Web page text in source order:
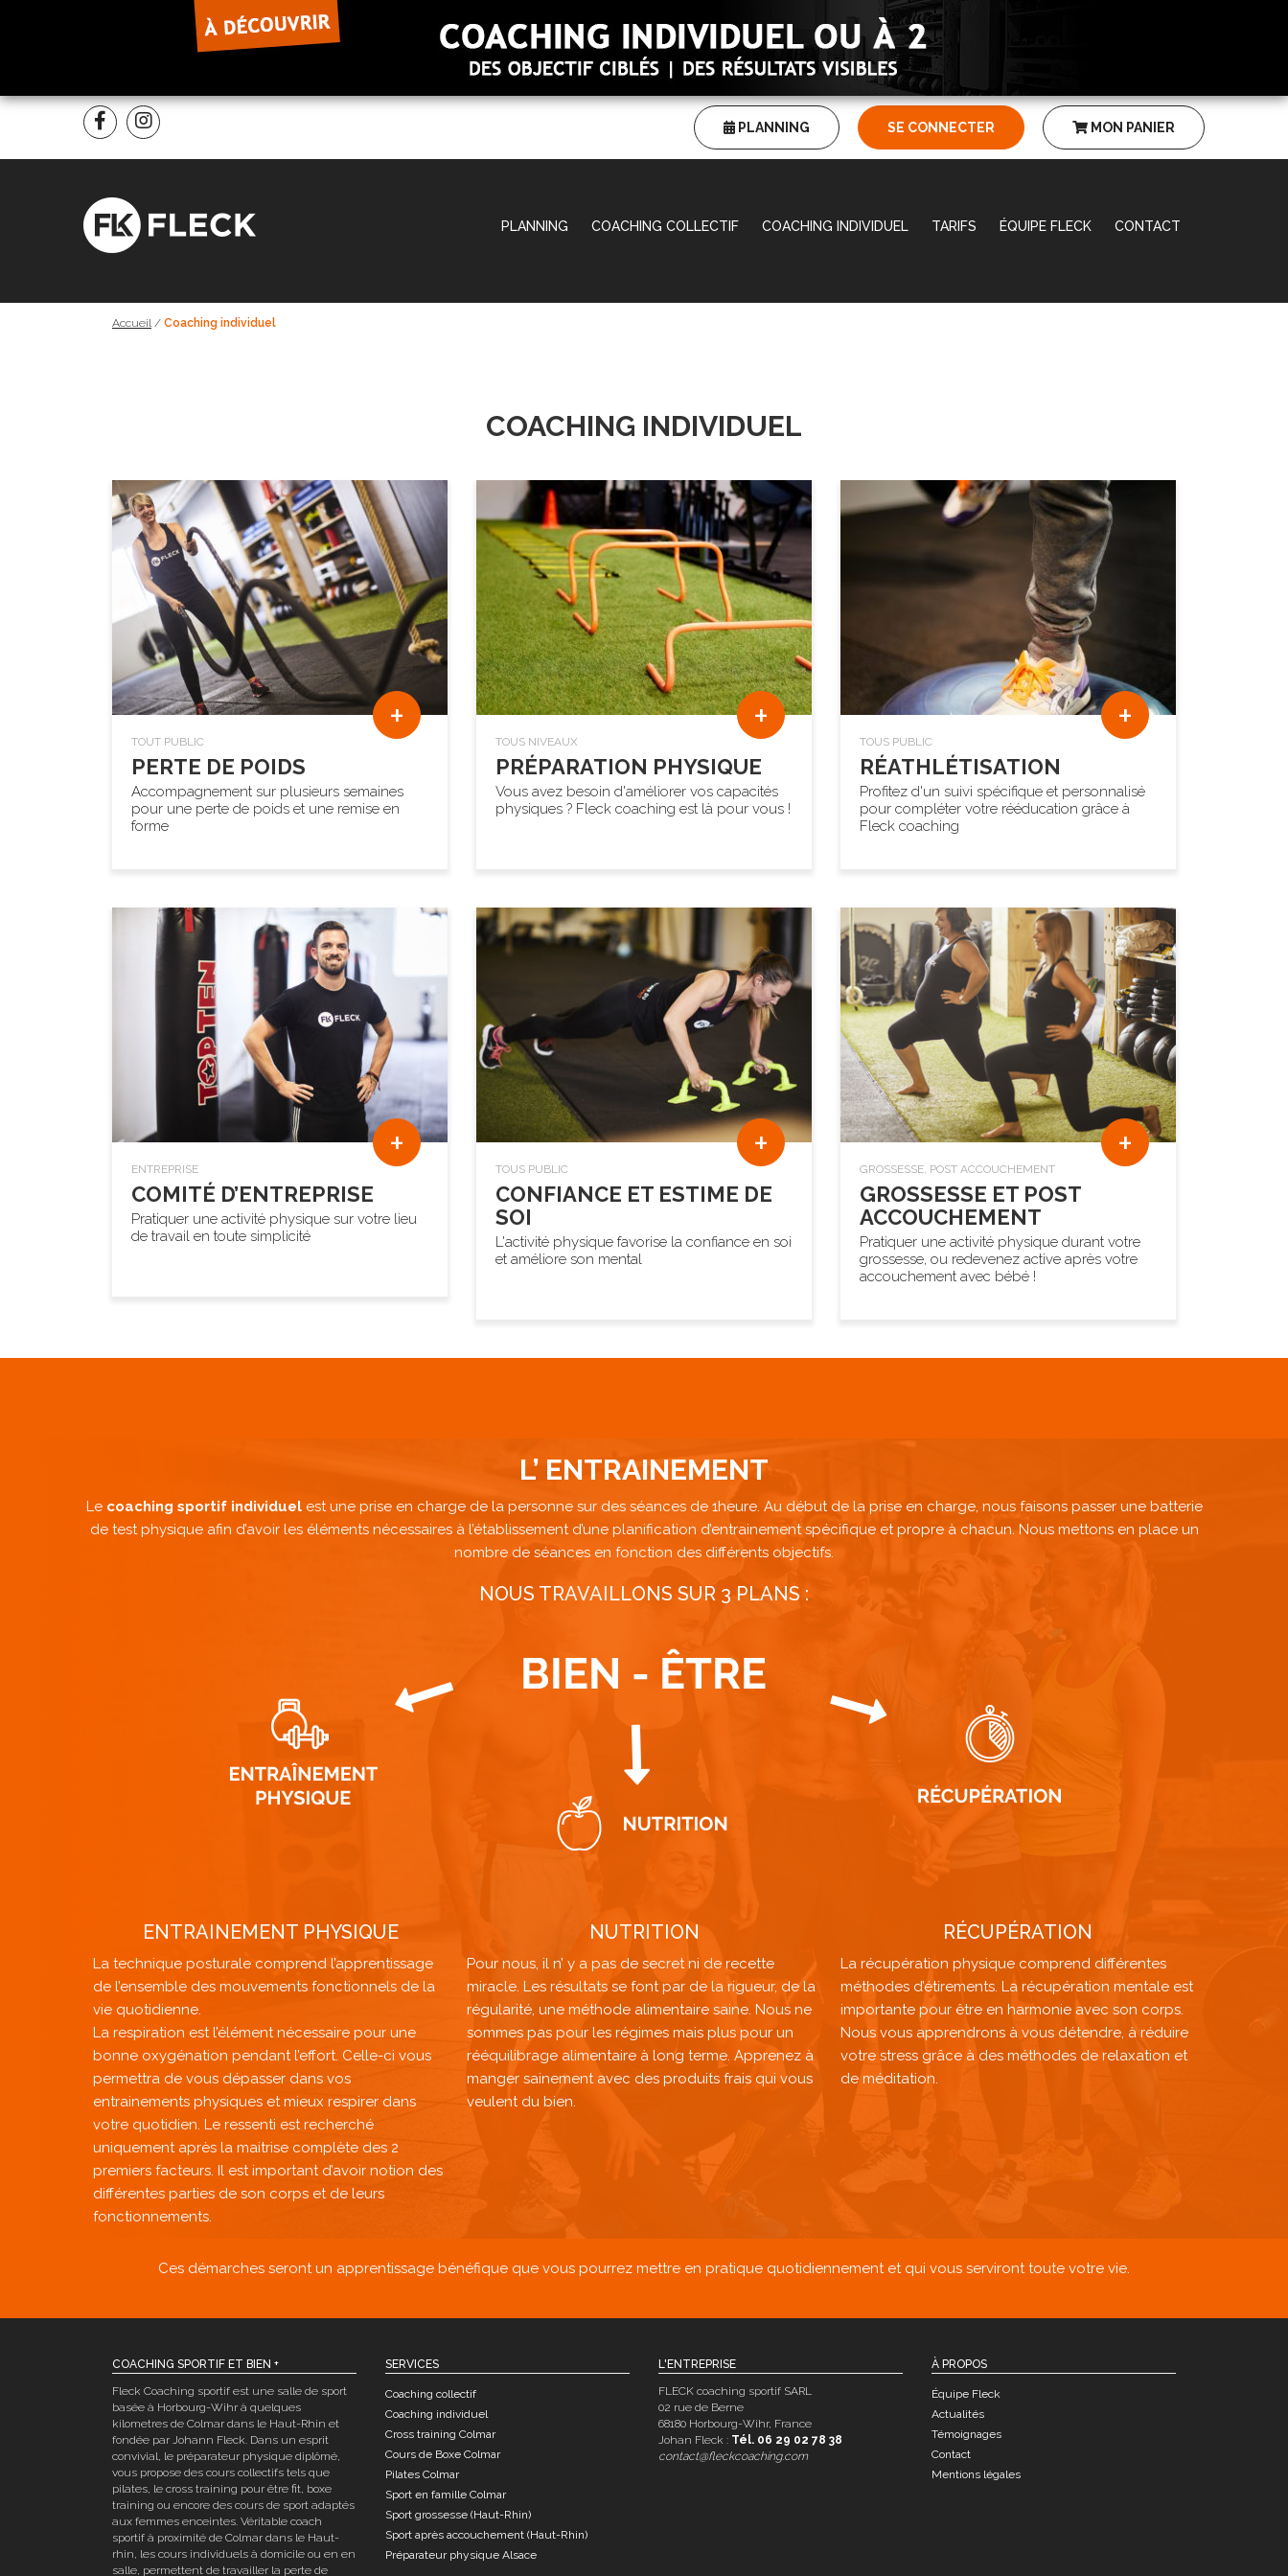
PLANNING SE CONNECTER MON PANIER
PLANNING COACHING COLLECTIF COACHING INDIVIDUEL TARIFS ÉQUIPE FLECK CONTACT
Accueil/ Coaching individuel
COACHING INDIVIDUEL
+
TOUT PUBLIC
PERTE DE POIDS
Accompagnement sur plusieurs semaines
pour une perte de poids et une remise en
forme
+
TOUS NIVEAUX
PRÉPARATION PHYSIQUE
Vous avez besoin d'améliorer vos capacités
physiques ? Fleck coaching est là pour vous !
+
TOUS PUBLIC
RÉATHLÉTISATION
Profitez d'un suivi spécifique et personnalisé
pour compléter votre rééducation grâce à
Fleck coaching
+
ENTREPRISE
COMITÉ D’ENTREPRISE
Pratiquer une activité physique sur votre lieu
de travail en toute simplicité
+
TOUS PUBLIC
CONFIANCE ET ESTIME DE
SOI
L'activité physique favorise la confiance en soi
et améliore son mental
+
GROSSESSE, POST ACCOUCHEMENT
GROSSESSE ET POST
ACCOUCHEMENT
Pratiquer une activité physique durant votre
grossesse, ou redevenez active après votre
accouchement avec bébé !
L’ ENTRAINEMENT
Le coaching sportif individuelest une prise en charge de la personne sur des séances de 1heure. Au début de la prise en charge, nous faisons passer une batterie
de test physique afin d’avoir les éléments nécessaires à l’établissement d’une planification d’entrainement spécifique et propre à chacun. Nous mettons en place un
nombre de séances en fonction des différents objectifs.
NOUS TRAVAILLONS SUR 3 PLANS :
ENTRAINEMENT PHYSIQUE
La technique posturale comprend l’apprentissage
de l’ensemble des mouvements fonctionnels de la
vie quotidienne.
La respiration est l’élément nécessaire pour une
bonne oxygénation pendant l’effort. Celle-ci vous
permettra de vous dépasser dans vos
entrainements physiques et mieux respirer dans
votre quotidien. Le ressenti est recherché
uniquement après la maitrise complète des 2
premiers facteurs. Il est important d’avoir notion des
différentes parties de son corps et de leurs
fonctionnements.
NUTRITION
Pour nous, il n’ y a pas de secret ni de recette
miracle. Les résultats se font par de la rigueur, de la
régularité, une méthode alimentaire saine. Nous ne
sommes pas pour les régimes mais plus pour un
rééquilibrage alimentaire à long terme. Apprenez à
manger sainement avec des produits frais qui vous
veulent du bien.
RÉCUPÉRATION
La récupération physique comprend différentes
méthodes d’étirements. La récupération mentale est
importante pour être en harmonie avec son corps.
Nous vous apprendrons à vous détendre, à réduire
votre stress grâce à des méthodes de relaxation et
de méditation.
Ces démarches seront un apprentissage bénéfique que vous pourrez mettre en pratique quotidiennement et qui vous serviront toute votre vie.
COACHING SPORTIF ET BIEN +
Fleck Coaching sportif est une salle de sport
basée à Horbourg-Wihr à quelques
kilometres de Colmar dans le Haut-Rhin et
fondée par Johann Fleck. Dans un esprit
convivial, le préparateur physique diplômé,
vous propose des cours collectifs tels que
pilates, le cross training pour être fit, boxe
training ou encore des cours de sport adaptés
aux femmes enceintes. Véritable coach
sportif à proximité de Colmar dans le Haut-
rhin, les cours individuels à domicile ou en en
salle, permettent de travailler la perte de
SERVICES
Coaching collectif
Coaching individuel
Cross training Colmar
Cours de Boxe Colmar
Pilates Colmar
Sport en famille Colmar
Sport grossesse (Haut-Rhin)
Sport après accouchement (Haut-Rhin)
Préparateur physique Alsace
L'ENTREPRISE
FLECK coaching sportif SARL
02 rue de Berne
68180 Horbourg-Wihr, France
Johan Fleck : Tél. 06 29 02 78 38
contact@fleckcoaching.com
À PROPOS
Équipe Fleck
Actualités
Témoignages
Contact
Mentions légales